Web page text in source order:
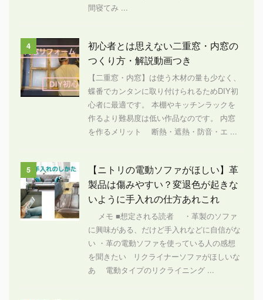
間寝てみ ...
4
初心者とは思えない二重窓・内窓の
つくり方・解説動画つき
【二重窓・内窓】は使う木材の量も少なく、
蝶番でカンタンに取り付けられるためDIY初
心者に最適です。 本棚やキッチンラックを
作るより難易度は低い作品なのです。 内窓
を作るメリット 断熱・遮熱・防音・エ ...
5
【ニトリの電動ソファがほしい】革
製品は傷みやすい？変退色が起きな
いように手入れの仕方あれこれ
メモ ■想定される読者 ・革製のソファ
に興味がある、だけど手入れなどに自信がな
い ・革の電動ソファを使っている人の感想
を聞きたい リクライナーソファがほしいな
あ 電動タイプのリクライニング ...